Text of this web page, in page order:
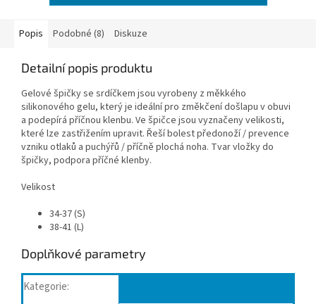
Popis Podobné (8) Diskuze
Detailní popis produktu
Gelové špičky se srdíčkem jsou vyrobeny z měkkého
silikonového gelu, který je ideální pro změkčení došlapu v obuvi
a podepírá příčnou klenbu. Ve špičce jsou vyznačeny velikosti,
které lze zastřižením upravit. Řeší bolest předonoží / prevence
vzniku otlaků a puchýřů / příčně plochá noha. Tvar vložky do
špičky, podpora příčné klenby.
Velikost
34-37 (S)
38-41 (L)
Doplňkové parametry
Kategorie: